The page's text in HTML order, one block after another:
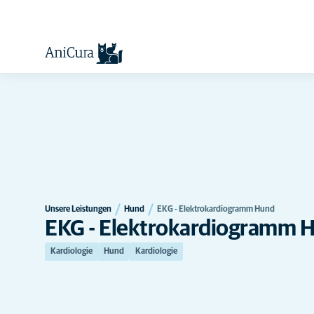
Unsere Leistungen Hund EKG - Elektrokardiogramm Hund
EKG - Elektrokardiogramm
Kardiologie Hund Kardiologie